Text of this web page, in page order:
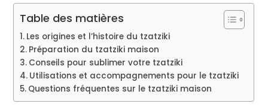
Table des matières
Les origines et l’histoire du tzatziki
Préparation du tzatziki maison
Conseils pour sublimer votre tzatziki
Utilisations et accompagnements pour le tzatziki
Questions fréquentes sur le tzatziki maison